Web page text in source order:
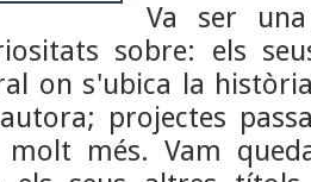
Va ser
sobre: els
on s'ubica la
projectes
més. Vam